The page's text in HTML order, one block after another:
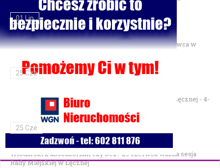
01 Lip
Gminne Zawody Sportowo-Pożarnicze OSP — 28 czerwca w
25 Cze
XXVII Festiwal Kapel Ulicznych i Podwórkowych w Łęcznej - 4-
5 lipca w Parku na Podzamczu
25 Cze
Włodarski z absolutorium czy bez? 29 czerwca ważna sesja
Rady Miejskiej w Łęcznej